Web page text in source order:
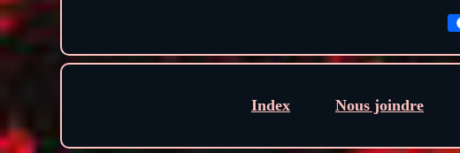
Index Nous joindre